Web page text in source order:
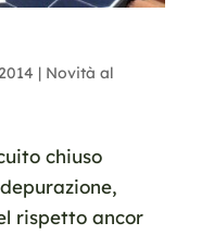
| Novità al
chiuso
rispetto ancor